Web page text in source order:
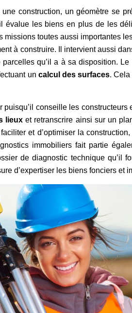
construction, un géomètre se
évalue les biens en plus de les
toutes aussi importantes
à construire. Il intervient aussi
qu’il a à sa disposition.
un calcul des surfaces. Cela
conseille les constructeurs
lieuxet retranscrire ainsi sur un
et d’optimiser la
immobiliers fait partie
de diagnostic technique qu’il
d’expertiser les biens fonciers et